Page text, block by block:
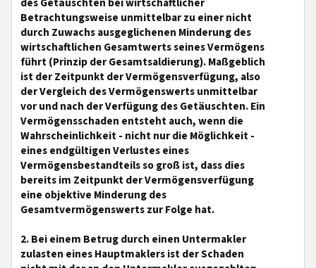
Betrachtungsweise unmittelbar zu einer nicht
durch Zuwachs ausgeglichenen Minderung des
wirtschaftlichen Gesamtwerts seines Vermögens
führt (Prinzip der Gesamtsaldierung). Maßgeblich
ist der Zeitpunkt der Vermögensverfügung, also
der Vergleich des Vermögenswerts unmittelbar
vor und nach der Verfügung des Getäuschten. Ein
Vermögensschaden entsteht auch, wenn die
Wahrscheinlichkeit - nicht nur die Möglichkeit -
eines endgültigen Verlustes eines
Vermögensbestandteils so groß ist, dass dies
bereits im Zeitpunkt der Vermögensverfügung
eine objektive Minderung des
Gesamtvermögenswerts zur Folge hat.
2. Bei einem Betrug durch einen Untermakler
zulasten eines Hauptmaklers ist der Schaden